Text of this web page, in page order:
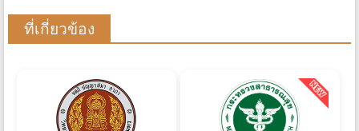
ที่เกี่ยวข้อง